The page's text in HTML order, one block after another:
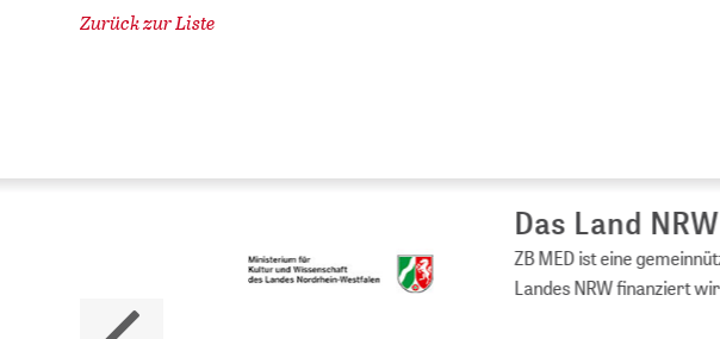
Zurück zur Liste
Das Land
ZB MED ist eine
Landes NRW finanziert wird.